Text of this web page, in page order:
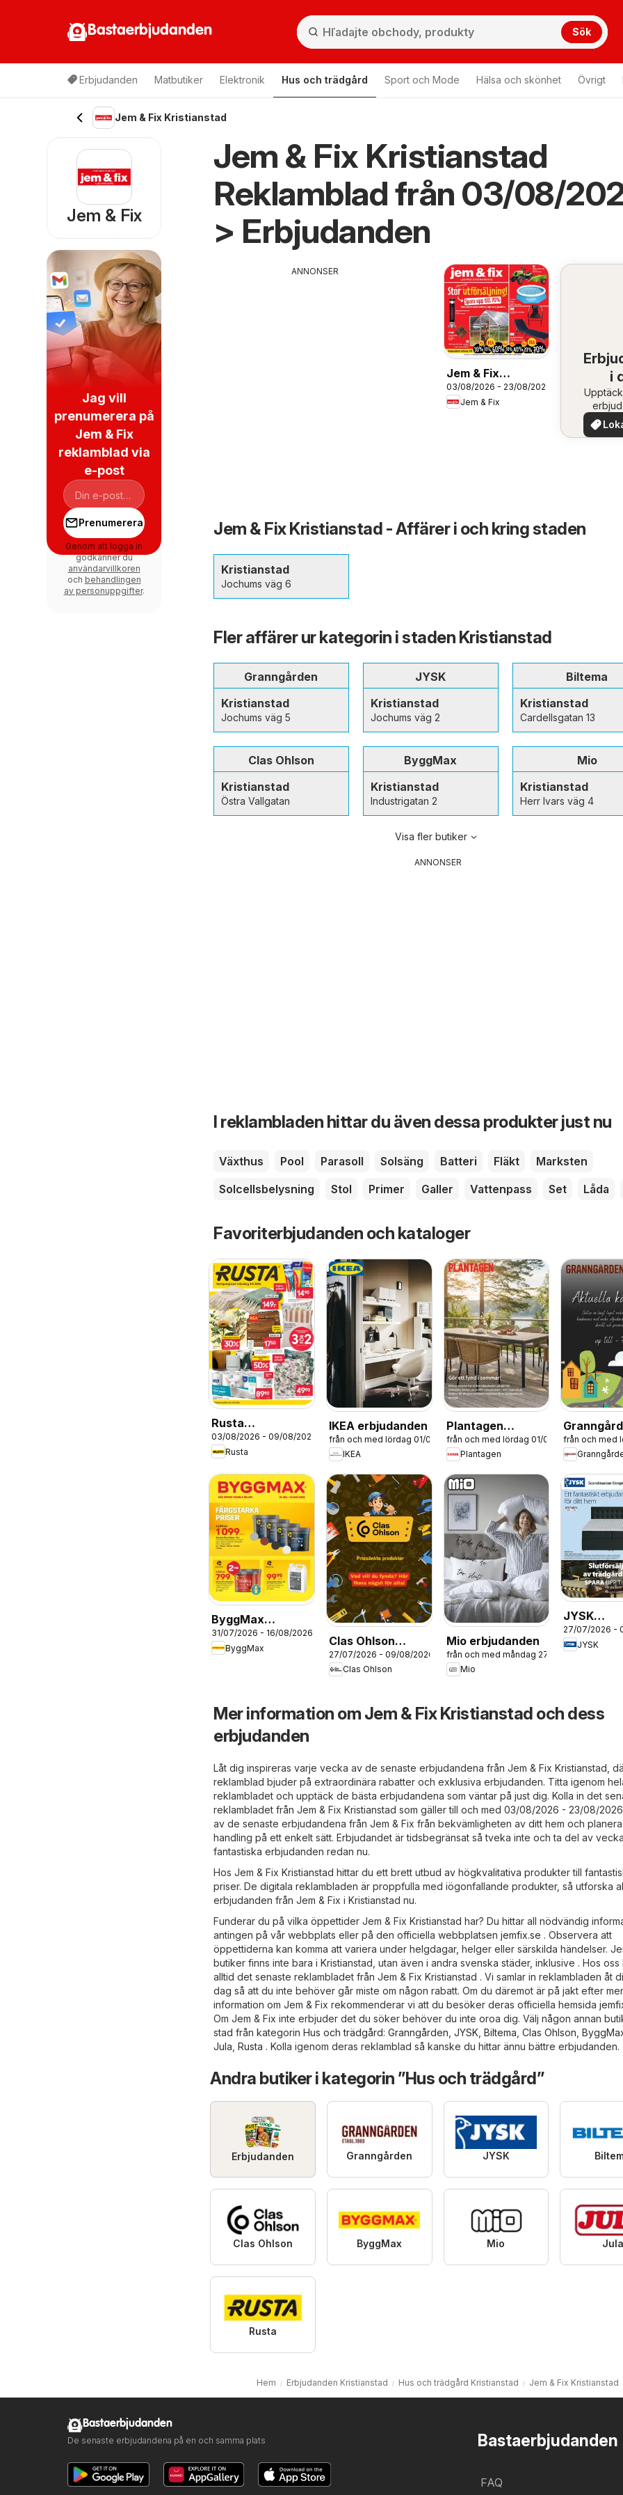
Bastaerbjudanden Sök
Erbjudanden Matbutiker Elektronik Hus och trädgård Sport och Mode Hälsa och skönhet Övrigt
Jem & Fix Kristianstad
Jem & Fix Kristianstad
Reklamblad från 03/08/
> Erbjudanden
ANNONSER
Jem & Fix
erbjudanden
03/08/2026 - 23/08/2026
Jem & Fix
i
Jem & Fix Kristianstad - Affärer i och kring staden
Kristianstad
Jochums väg 6
Fler affärer ur kategorin i staden Kristianstad
Granngården
Kristianstad
Jochums väg 5
JYSK
Kristianstad
Jochums väg 2
Biltema
Kristianstad
Cardellsgatan 13
Clas Ohlson
Kristianstad
Östra Vallgatan
ByggMax
Kristianstad
Industrigatan 2
Mio
Kristianstad
Herr Ivars väg 4
Visa fler butiker
ANNONSER
I reklambladen hittar du även dessa produkter just nu
Växthus Pool Parasoll Solsäng Batteri Fläkt
Marksten
Solcellsbelysning
Stol Primer Galler Vattenpass Set Låda
Favoriterbjudanden och kataloger
Rusta
erbjudanden
03/08/2026 - 09/08/2026
Rusta
IKEA erbjudanden
från och med lördag 01/08/2026
IKEA
Plantagen
erbjudanden
från och med lördag 01/08/2026
Plantagen
från och med
ByggMax
erbjudanden
31/07/2026 - 16/08/2026
ByggMax
Clas Ohlson
erbjudanden
27/07/2026 - 09/08/2026
Clas Ohlson
Mio erbjudanden
från och med måndag 27/07/2026
Mio
JYSK
27/07/2026 -
JYSK
Mer information om Jem & Fix Kristianstad och dess
erbjudanden
Låt dig inspireras varje vecka av de senaste erbjudandena från Jem & Fix Kristianstad,
reklamblad bjuder på extraordinära rabatter och exklusiva erbjudanden. Titta igenom
reklambladet och upptäck de bästa erbjudandena som väntar på just dig. Kolla in det
reklambladet från Jem & Fix Kristianstad som gäller till och med 03/08/2026 - 23/08/
av de senaste erbjudandena från Jem & Fix från bekvämligheten av ditt hem och
handling på ett enkelt sätt. Erbjudandet är tidsbegränsat så tveka inte och ta del av
fantastiska erbjudanden redan nu.
Hos Jem & Fix Kristianstad hittar du ett brett utbud av högkvalitativa produkter till
priser. De digitala reklambladen är proppfulla med iögonfallande produkter, så utforska
erbjudanden från Jem & Fix i Kristianstad nu.
Funderar du på vilka öppettider Jem & Fix Kristianstad har? Du hittar all nödvändig
antingen på vår webbplats eller på den officiella webbplatsen jemfix.se . Observera att
öppettiderna kan komma att variera under helgdagar, helger eller särskilda händelser.
butiker finns inte bara i Kristianstad, utan även i andra svenska städer, inklusive . Hos oss
alltid det senaste reklambladet från Jem & Fix Kristianstad . Vi samlar in reklambladen åt
dag så att du inte behöver går miste om någon rabatt. Om du däremot är på jakt efter mer
information om Jem & Fix rekommenderar vi att du besöker deras officiella hemsida
Om Jem & Fix inte erbjuder det du söker behöver du inte oroa dig. Välj någon annan
stad från kategorin Hus och trädgård: Granngården JYSK Biltema Clas Ohlson
Jula Rusta . Kolla igenom deras reklamblad så kanske du hittar ännu bättre erbjudanden.
Andra butiker i kategorin ”Hus och trädgård”
Erbjudanden Granngården JYSK
Clas Ohlson ByggMax Mio Jula
Rusta
Hem Erbjudanden Kristianstad Hus och trädgård Kristianstad Jem & Fix Kristianstad
Jem & Fix
Jag vill
prenumerera på
Jem & Fix
reklamblad via
e-post
Prenumerera
Genom att logga in
godkänner du
användarvillkoren
och behandlingen
av personuppgifter.
Bastaerbjudanden
FAQ
Bastaerbjudanden
De senaste erbjudandena på en och samma plats